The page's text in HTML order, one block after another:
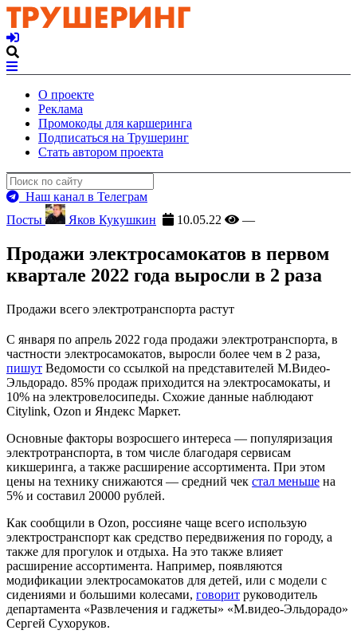
О проекте
Реклама
Промокоды для каршеринга
Подписаться на Трушеринг
Стать автором проекта
Наш канал в Телеграм
Посты
Яков Кукушкин 10.05.22 —
Продажи электросамокатов в первом
квартале 2022 года выросли в 2 раза
Продажи всего электротранспорта растут
С января по апрель 2022 года продажи электротранспорта, в
частности электросамокатов, выросли более чем в 2 раза,
пишут Ведомости со ссылкой на представителей М.Видео-
Эльдорадо. 85% продаж приходится на электросамокаты, и
10% на электровелосипеды. Схожие данные наблюдают
Citylink, Ozon и Яндекс Маркет.
Основные факторы возросшего интереса — популяризация
электротранспорта, в том числе благодаря сервисам
кикшеринга, а также расширение ассортимента. При этом
цены на технику снижаются — средний чек стал меньше на
5% и составил 20000 рублей.
Как сообщили в Ozon, россияне чаще всего использую
электространспорт как средство передвижения по городу, а
также для прогулок и отдыха. На это также влияет
расширение ассортимента. Например, появляются
модификации электросамокатов для детей, или с модели с
сидениями и большими колесами, говорит руководитель
департамента «Развлечения и гаджеты» «М.видео-Эльдорадо»
Сергей Сухоруков.